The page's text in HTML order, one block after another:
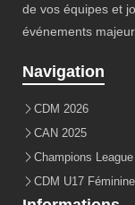
de vos équipes et
événements
Navigation
CDM 2026
CAN 2025
Champions League
CDM U17 Féminine